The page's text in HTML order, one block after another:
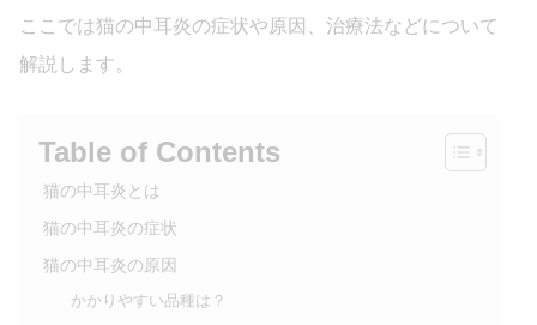
ここでは猫の中耳炎の症状や原因、治療法などについて
解説します。
Table of Contents
猫の中耳炎とは
猫の中耳炎の症状
猫の中耳炎の原因
かかりやすい品種は？